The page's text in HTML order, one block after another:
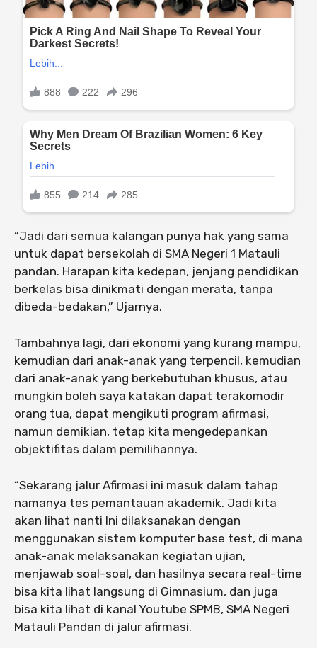
“Jadi dari semua kalangan punya hak yang sama
untuk dapat bersekolah di SMA Negeri 1 Matauli
pandan. Harapan kita kedepan, jenjang pendidikan
berkelas bisa dinikmati dengan merata, tanpa
dibeda-bedakan,” Ujarnya.
Tambahnya lagi, dari ekonomi yang kurang mampu,
kemudian dari anak-anak yang terpencil, kemudian
dari anak-anak yang berkebutuhan khusus, atau
mungkin boleh saya katakan dapat terakomodir
orang tua, dapat mengikuti program afirmasi,
namun demikian, tetap kita mengedepankan
objektifitas dalam pemilihannya.
“Sekarang jalur Afirmasi ini masuk dalam tahap
namanya tes pemantauan akademik. Jadi kita
akan lihat nanti Ini dilaksanakan dengan
menggunakan sistem komputer base test, di mana
anak-anak melaksanakan kegiatan ujian,
menjawab soal-soal, dan hasilnya secara real-time
bisa kita lihat langsung di Gimnasium, dan juga
bisa kita lihat di kanal Youtube SPMB, SMA Negeri
Matauli Pandan di jalur afirmasi.